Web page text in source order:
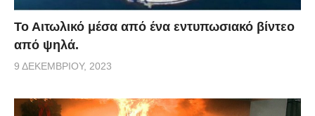
Το Αιτωλικό μέσα από ένα εντυπωσιακό βίντεο
από ψηλά.
9 ΔΕΚΕΜΒΡΊΟΥ, 2023